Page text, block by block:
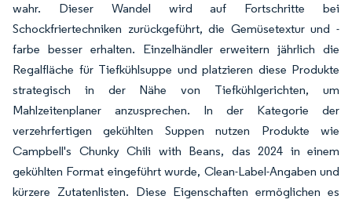
wahr. Dieser Wandel wird auf Fortschritte bei
Schockfriertechniken zurückgeführt, die Gemüsetextur und -
farbe besser erhalten. Einzelhändler erweitern jährlich die
Regalfläche für Tiefkühlsuppe und platzieren diese Produkte
strategisch in der Nähe von Tiefkühlgerichten, um
Mahlzeitenplaner anzusprechen. In der Kategorie der
verzehrfertigen gekühlten Suppen nutzen Produkte wie
Campbell's Chunky Chili with Beans, das 2024 in einem
gekühlten Format eingeführt wurde, Clean-Label-Angaben und
kürzere Zutatenlisten. Diese Eigenschaften ermöglichen es